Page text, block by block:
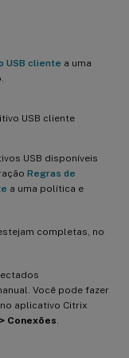
USB cliente a uma
USB disponíveis
Regras de
a uma política e
completas, no
Você pode fazer
aplicativo Citrix
Conexões